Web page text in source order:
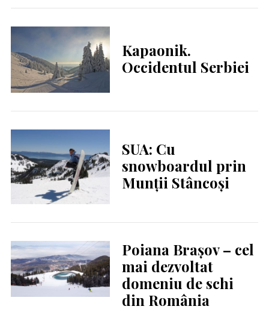
Kapaonik.
Occidentul Serbiei
SUA: Cu
snowboardul prin
Munții Stâncoși
Poiana Brașov – cel
mai dezvoltat
domeniu de schi
din România